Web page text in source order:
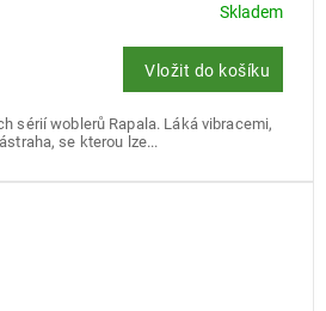
Skladem
Vložit do košíku
sérií woblerů Rapala. Láká vibracemi,
se kterou lze...